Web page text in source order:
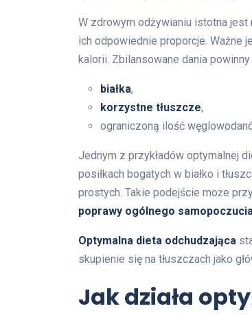
W zdrowym odżywianiu istotna jest
ich odpowiednie proporcje. Ważne
kalorii. Zbilansowane dania
białka,
korzystne tłuszcze,
ograniczoną ilość
Jednym z przykładów optymalnej
posiłkach bogatych w białko i
prostych. Takie podejście może
poprawy ogólnego samopoczucia
Optymalna dieta odchudzająca
skupienie się na tłuszczach jako
Jak działa